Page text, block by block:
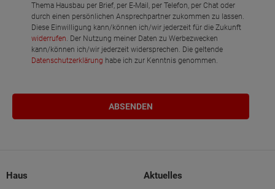
Thema Hausbau per Brief, per E-Mail, per Telefon, per Chat oder
durch einen persönlichen Ansprechpartner zukommen zu lassen.
Diese Einwilligung kann/können ich/wir jederzeit für die Zukunft
widerrufen. Der Nutzung meiner Daten zu Werbezwecken
kann/können ich/wir jederzeit widersprechen. Die geltende
Datenschutzerklärung habe ich zur Kenntnis genommen.
Haus Aktuelles